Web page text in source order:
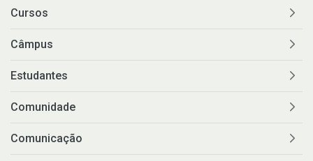
Cursos
Câmpus
Estudantes
Comunidade
Comunicação